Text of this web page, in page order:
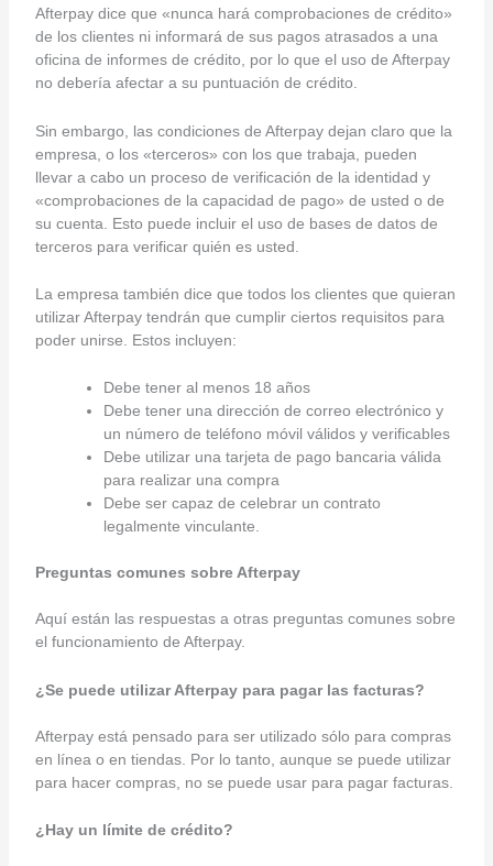
Afterpay dice que «nunca hará comprobaciones de crédito»
de los clientes ni informará de sus pagos atrasados a una
oficina de informes de crédito, por lo que el uso de Afterpay
no debería afectar a su puntuación de crédito.
Sin embargo, las condiciones de Afterpay dejan claro que la
empresa, o los «terceros» con los que trabaja, pueden
llevar a cabo un proceso de verificación de la identidad y
«comprobaciones de la capacidad de pago» de usted o de
su cuenta. Esto puede incluir el uso de bases de datos de
terceros para verificar quién es usted.
La empresa también dice que todos los clientes que quieran
utilizar Afterpay tendrán que cumplir ciertos requisitos para
poder unirse. Estos incluyen:
Debe tener al menos 18 años
Debe tener una dirección de correo electrónico y
un número de teléfono móvil válidos y verificables
Debe utilizar una tarjeta de pago bancaria válida
para realizar una compra
Debe ser capaz de celebrar un contrato
legalmente vinculante.
Preguntas comunes sobre Afterpay
Aquí están las respuestas a otras preguntas comunes sobre
el funcionamiento de Afterpay.
¿Se puede utilizar Afterpay para pagar las facturas?
Afterpay está pensado para ser utilizado sólo para compras
en línea o en tiendas. Por lo tanto, aunque se puede utilizar
para hacer compras, no se puede usar para pagar facturas.
¿Hay un límite de crédito?